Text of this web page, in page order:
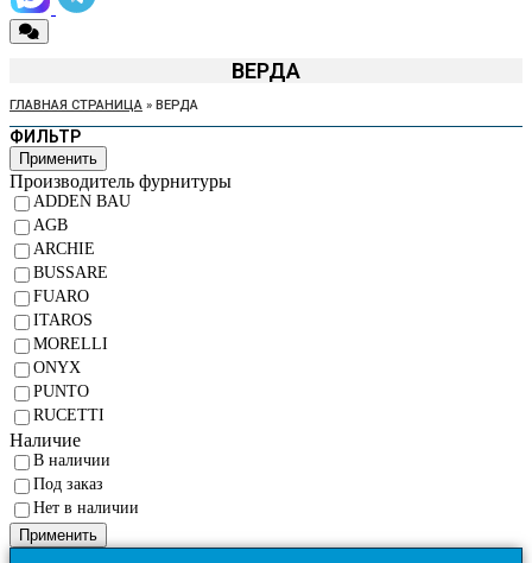
ВЕРДА
ГЛАВНАЯ СТРАНИЦА » ВЕРДА
ФИЛЬТР
Применить
Производитель фурнитуры
ADDEN BAU
AGB
ARCHIE
BUSSARE
FUARO
ITAROS
MORELLI
ONYX
PUNTO
RUCETTI
Наличие
В наличии
Под заказ
Нет в наличии
Применить